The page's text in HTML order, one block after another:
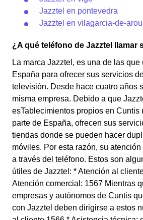
Jazztel en pontevedra
Jazztel en vilagarcia-de-
¿A qué teléfono de Jazztel llamar
La marca Jazztel, es una de las
España para ofrecer sus servicios
televisión. Desde hace cuatro años
misma empresa. Debido a que
esTablecimientos propios en Cuntis
parte de España, ofrecen sus
tiendas donde se pueden hacer
móviles. Por esta razón, su
a través del teléfono. Estos son
útiles de Jazztel: * Atención al
Atención comercial: 1567 Mientras
empresas y autónomos de Cuntis
con Jazztel deben dirigirse a estos